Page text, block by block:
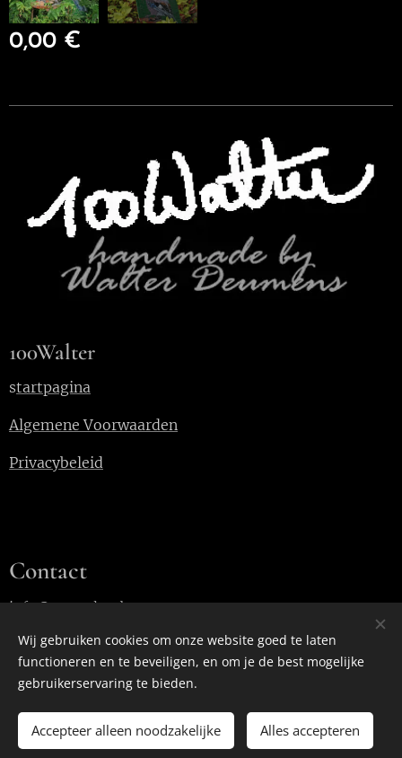
0,00 €
NIET IN VOORRAAD
100Walter
startpagina
Algemene Voorwaarden
Privacybeleid
Contact
info@100walter.be
Cookies
Wij gebruiken cookies om onze website goed te laten
functioneren en te beveiligen, en om je de best mogelijke
gebruikerservaring te bieden.
Accepteer alleen noodzakelijke Alles accepteren